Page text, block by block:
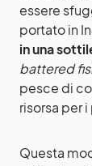
essere
portato in
in una
battered
pesce di
risorsa per
Questa